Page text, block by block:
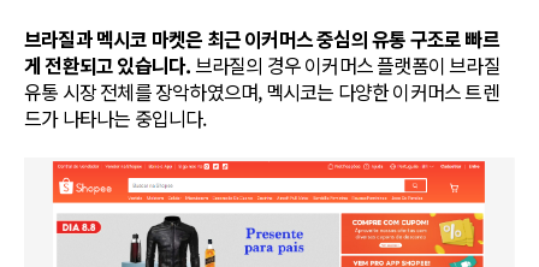
브라질과 멕시코 마켓은 최근 이커머스 중심의 유통 구조로 빠르
게 전환되고 있습니다.브라질의 경우 이커머스 플랫폼이 브라질
유통 시장 전체를 장악하였으며, 멕시코는 다양한 이커머스 트렌
드가 나타나는 중입니다.